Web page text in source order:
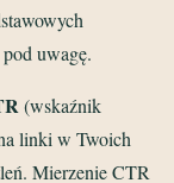
uwagę.
(wskaźnik
linki w Twoich
Mierzenie CTR